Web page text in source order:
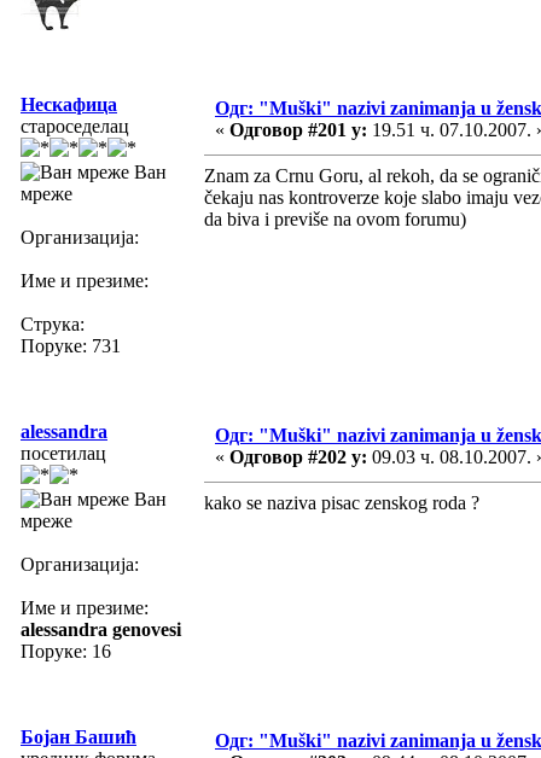
Нескафица
староседелац
Ван
мреже
Организација:
Име и презиме:
Струка:
Поруке: 731
Одг: "Muški" nazivi zanimanja u
« Одговор #201 у: 19.51 ч. 07.10.2007.
Znam za Crnu Goru, al rekoh, da se
čekaju nas kontroverze koje slabo imaju
da biva i previše na ovom forumu)
alessandra
посетилац
Ван
мреже
Организација:
Име и презиме:
alessandra genovesi
Поруке: 16
Одг: "Muški" nazivi zanimanja u
« Одговор #202 у: 09.03 ч. 08.10.2007.
kako se naziva pisac zenskog roda ?
Бојан Башић
Одг: "Muški" nazivi zanimanja u